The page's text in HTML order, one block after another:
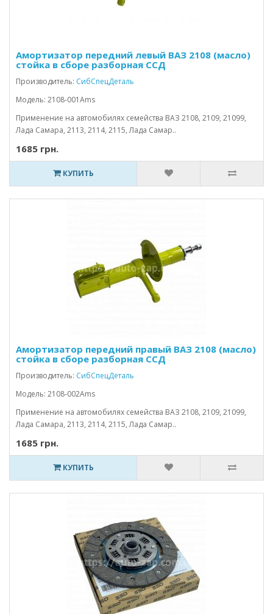
Амортизатор передний левый ВАЗ 2108 (масло)
стойка в сборе разборная CCД
Производитель: СибСпецДеталь
Модель: 2108-001Ams
Применение на автомобилях семейства ВАЗ 2108, 2109, 21099,
Лада Самара, 2113, 2114, 2115, Лада Самар..
1685 грн.
КУПИТЬ
Амортизатор передний правый ВАЗ 2108 (масло)
стойка в сборе разборная CCД
Производитель: СибСпецДеталь
Модель: 2108-002Ams
Применение на автомобилях семейства ВАЗ 2108, 2109, 21099,
Лада Самара, 2113, 2114, 2115, Лада Самар..
1685 грн.
КУПИТЬ